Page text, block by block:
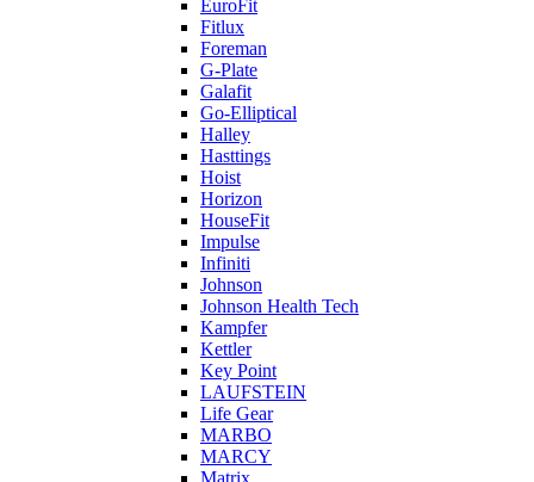
EuroFit
Fitlux
Foreman
G-Plate
Galafit
Go-Elliptical
Halley
Hasttings
Hoist
Horizon
HouseFit
Impulse
Infiniti
Johnson
Johnson Health Tech
Kampfer
Kettler
Key Point
LAUFSTEIN
Life Gear
MARBO
MARCY
Matrix